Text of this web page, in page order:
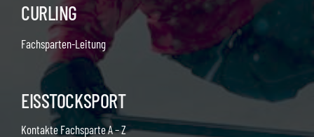
CURLING
Fachsparten-Leitung
EISSTOCKSPORT
Kontakte Fachsparte A – Z